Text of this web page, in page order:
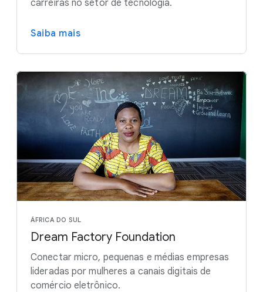
carreiras no setor de tecnologia.
Saiba mais
ÁFRICA DO SUL
Dream Factory Foundation
Conectar micro, pequenas e médias empresas
lideradas por mulheres a canais digitais de
comércio eletrônico.